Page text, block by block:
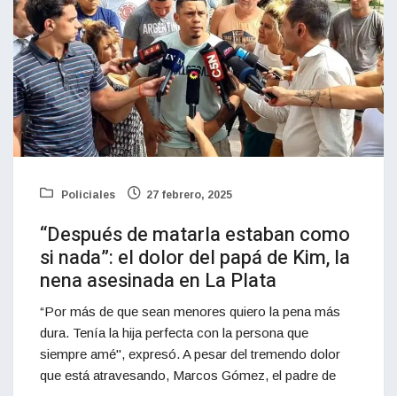
Policiales 27 febrero, 2025
“Después de matarla estaban como
si nada”: el dolor del papá de Kim, la
nena asesinada en La Plata
“Por más de que sean menores quiero la pena más
dura. Tenía la hija perfecta con la persona que
siempre amé", expresó. A pesar del tremendo dolor
que está atravesando, Marcos Gómez, el padre de